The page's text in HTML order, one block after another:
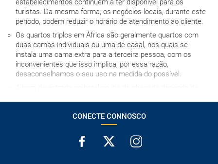
estabelecimentos continuem a ter disponível para os
turistas. Da mesma forma, os negócios locais, durante este
período, podem reduzir o horário de atendimento ao cliente.
Os quartos triplos em África são geralmente quartos com
duas camas individuais ou uma de casal, nos quais se
instala uma cama extra para a terceira pessoa, com os
inconvenientes que isso implica, por essa razão,
desaconselhamos o seu uso na medida do possível.
O cartão de crédito é considerado uma garantia, pelo que,
CONECTE CONNOSCO